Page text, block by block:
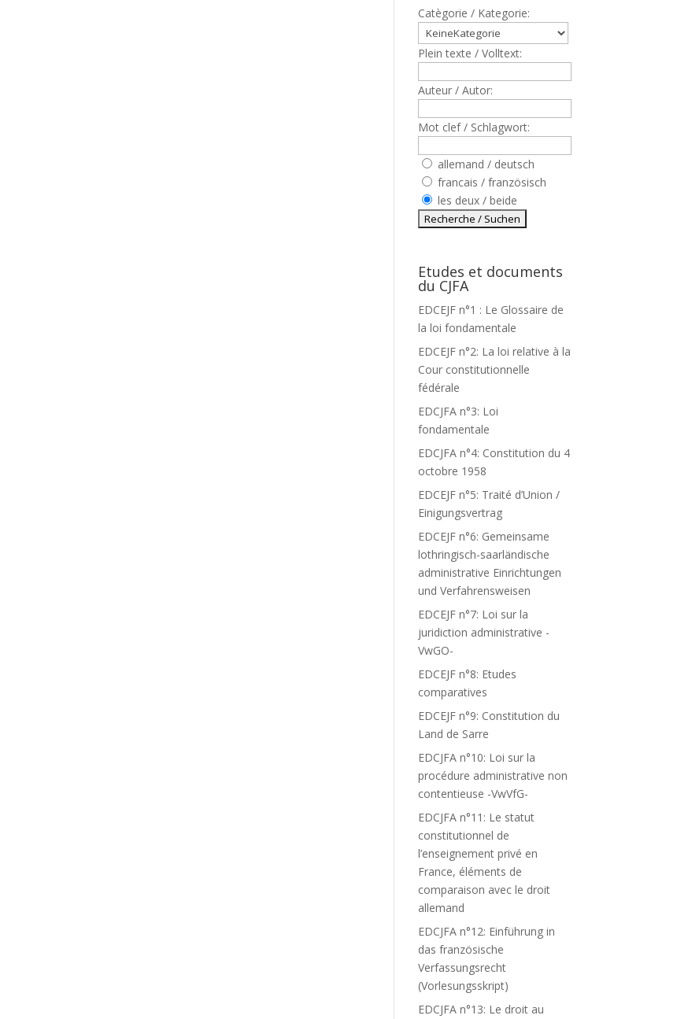
Catègorie / Kategorie:
Plein texte / Volltext:
Auteur / Autor:
Mot clef / Schlagwort:
allemand / deutsch
francais / französisch
les deux / beide
Etudes et documents
du CJFA
EDCEJF n°1 : Le Glossaire de
la loi fondamentale
EDCEJF n°2: La loi relative à la
Cour constitutionnelle
fédérale
EDCJFA n°3: Loi
fondamentale
EDCJFA n°4: Constitution du 4
octobre 1958
EDCEJF n°5: Traité d’Union /
Einigungsvertrag
EDCEJF n°6: Gemeinsame
lothringisch-saarländische
administrative Einrichtungen
und Verfahrensweisen
EDCEJF n°7: Loi sur la
juridiction administrative -
VwGO-
EDCEJF n°8: Etudes
comparatives
EDCEJF n°9: Constitution du
Land de Sarre
EDCJFA n°10: Loi sur la
procédure administrative non
contentieuse -VwVfG-
EDCJFA n°11: Le statut
constitutionnel de
l’enseignement privé en
France, éléments de
comparaison avec le droit
allemand
EDCJFA n°12: Einführung in
das französische
Verfassungsrecht
(Vorlesungsskript)
EDCJFA n°13: Le droit au